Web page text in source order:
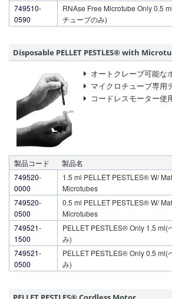
749510-
0590
RNAse Free Microtube Only 0.5
チューブのみ)
Disposable PELLET PESTLES® with
オートクレーブ可能な
マイクロチューブ専用
コードレスモーター使
製品コード 製品名
749520-
0000
1.5 ml PELLET PESTLES® W/
Microtubes
749520-
0500
0.5 ml PELLET PESTLES® W/
Microtubes
749521-
1500
PELLET PESTLES® Only 1.5 ml(
み)
749521-
0500
PELLET PESTLES® Only 0.5 ml(
み)